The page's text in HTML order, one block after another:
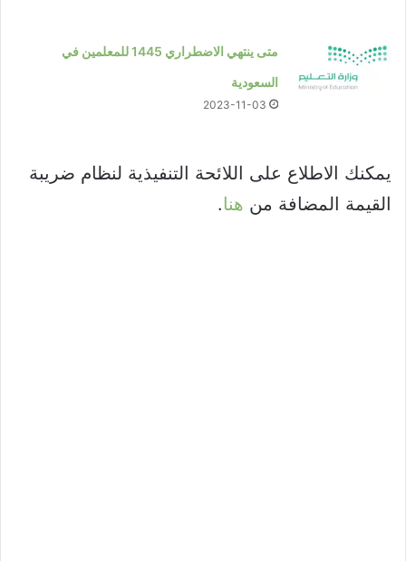
متى ينتهي الاضطراري 1445 للمعلمين في
السعودية
2023-11-03
يمكنك الاطلاع على اللائحة التنفيذية لنظام ضريبة
القيمة المضافة من هنا.